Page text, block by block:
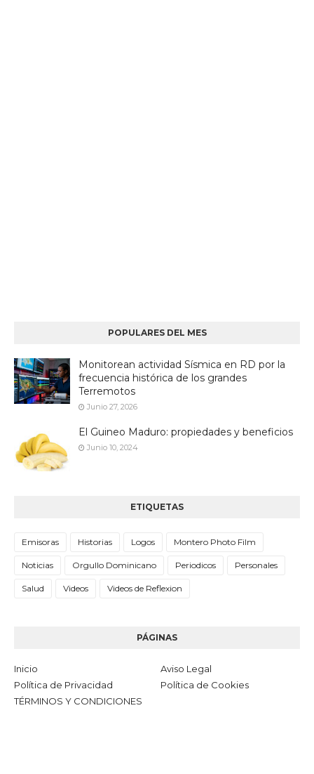
POPULARES DEL MES
Monitorean actividad Sísmica en RD por la
frecuencia histórica de los grandes
Terremotos
Junio 27, 2026
El Guineo Maduro: propiedades y beneficios
Junio 10, 2024
ETIQUETAS
Emisoras Historias Logos Montero Photo Film
Noticias Orgullo Dominicano Periodicos Personales
Salud Videos Videos de Reflexion
PÁGINAS
Inicio
Aviso Legal
Política de Privacidad
Política de Cookies
TÉRMINOS Y CONDICIONES